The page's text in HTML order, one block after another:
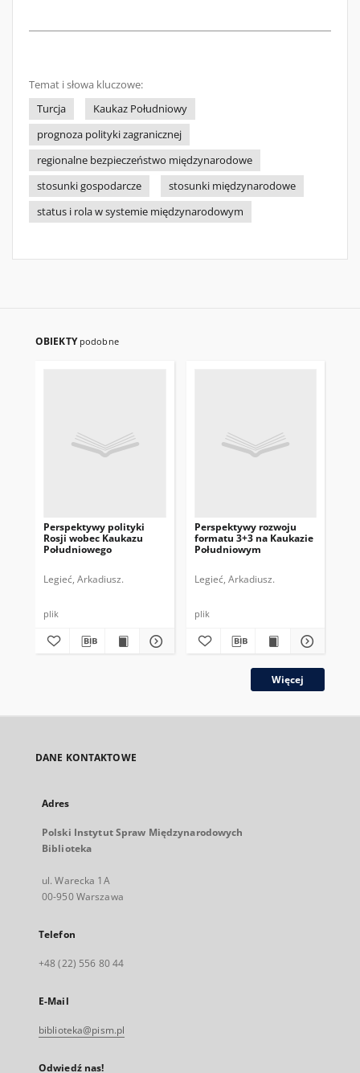
Temat i słowa kluczowe:
Turcja
Kaukaz Południowy
prognoza polityki zagranicznej
regionalne bezpieczeństwo międzynarodowe
stosunki gospodarcze
stosunki międzynarodowe
status i rola w systemie międzynarodowym
OBIEKTY podobne
Perspektywy polityki
Rosji wobec Kaukazu
Południowego
Legieć, Arkadiusz.
plik
Perspektywy rozwoju
formatu 3+3 na Kaukazie
Południowym
Legieć, Arkadiusz.
plik
Więcej
DANE KONTAKTOWE
Adres
Polski Instytut Spraw Międzynarodowych
Biblioteka
ul. Warecka 1A
00-950 Warszawa
Telefon
+48 (22) 556 80 44
E-Mail
biblioteka@pism.pl
Odwiedź nas!